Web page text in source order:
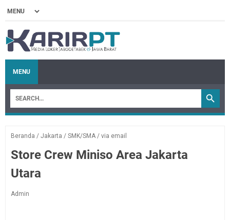
MENU
Beranda / Jakarta / SMK/SMA / via email
Store Crew Miniso Area Jakarta
Utara
Admin